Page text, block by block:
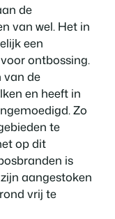
de
van wel. Het in
een
ontbossing.
van de
en heeft in
Zo
te
op dit
is
aangestoken
vrij te